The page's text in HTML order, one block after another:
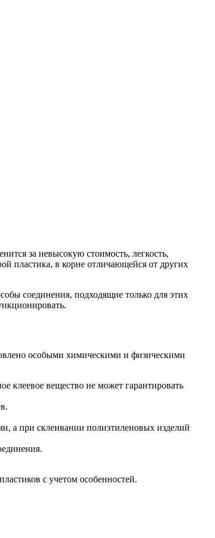
за невысокую стоимость, легкость,
пластика, в корне отличающейся от других
соединения, подходящие только для этих
особыми химическими и физическими
клеевое вещество не может гарантировать
а при склеивании полиэтиленовых изделий
с учетом особенностей.